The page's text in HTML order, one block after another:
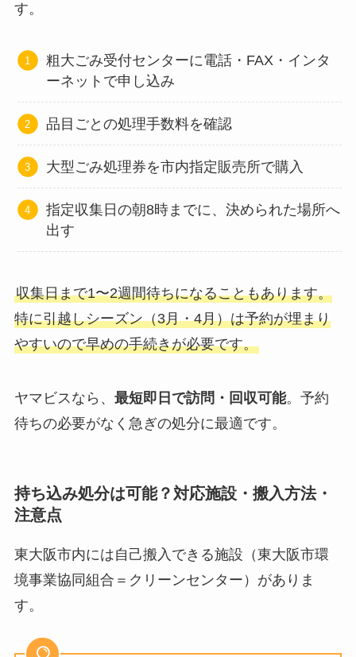
す。
粗大ごみ受付センターに電話・FAX・インタ
ーネットで申し込み
品目ごとの処理手数料を確認
大型ごみ処理券を市内指定販売所で購入
指定収集日の朝8時までに、決められた場所へ
出す
収集日まで1〜2週間待ちになることもあります。
特に引越しシーズン（3月・4月）は予約が埋まり
やすいので早めの手続きが必要です。
ヤマビスなら、 最短即日で訪問・回収可能。予約
待ちの必要がなく急ぎの処分に最適です。
持ち込み処分は可能？対応施設・搬入方法・
注意点
東大阪市内には自己搬入できる施設（東大阪市環
境事業協同組合＝クリーンセンター）がありま
す。